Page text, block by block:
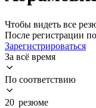
Чтобы видеть все
После регистрации
Зарегистрироваться
За всё время
По соответствию
20 резюме